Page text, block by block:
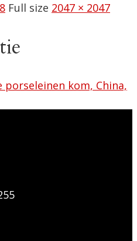
Full size 2047 × 2047
kom, China,